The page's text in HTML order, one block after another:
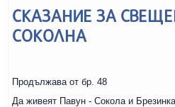
СКАЗАНИЕ ЗА
СОКОЛНА
Продължава от бр. 48
Да живеят Павун - Сокола и